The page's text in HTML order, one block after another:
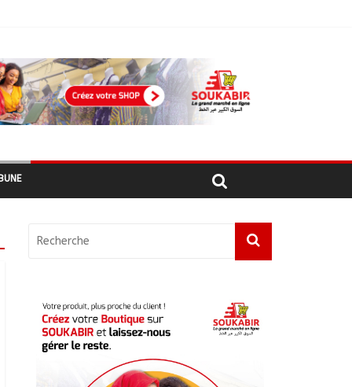
أبشي: الرئيس الولائي للحزب الإصلاحي بولاية وداي يطالب الحكومة بمعالجة أزمة المياه والوقود وغاز الطهي.